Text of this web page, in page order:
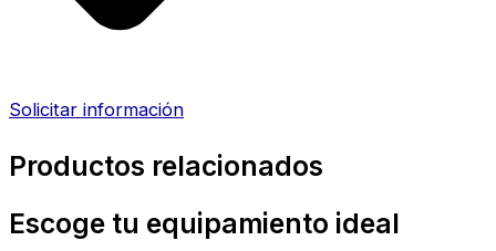
Solicitar información
Productos relacionados
Escoge tu equipamiento ideal